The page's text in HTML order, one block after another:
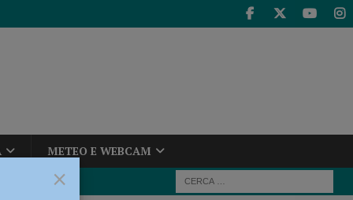
METEO E WEBCAM
×